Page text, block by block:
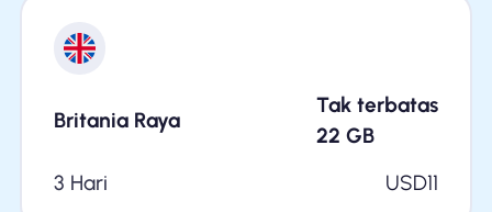
Britania Raya
Tak terbatas
22 GB
3 Hari
USD11